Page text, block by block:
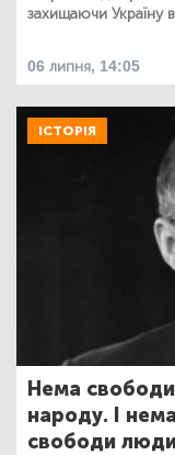
захищаючи Україну
06 липня, 14:05
ІСТОРІЯ
Нема
народу. І
свободи